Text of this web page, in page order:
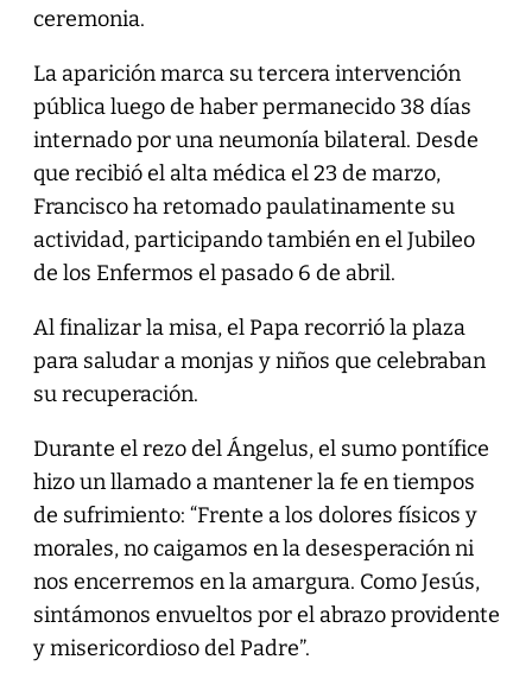
ceremonia.
La aparición marca su tercera intervención
pública luego de haber permanecido 38 días
internado por una neumonía bilateral. Desde
que recibió el alta médica el 23 de marzo,
Francisco ha retomado paulatinamente su
actividad, participando también en el Jubileo
de los Enfermos el pasado 6 de abril.
Al finalizar la misa, el Papa recorrió la plaza
para saludar a monjas y niños que celebraban
su recuperación.
Durante el rezo del Ángelus, el sumo pontífice
hizo un llamado a mantener la fe en tiempos
de sufrimiento: “Frente a los dolores físicos y
morales, no caigamos en la desesperación ni
nos encerremos en la amargura. Como Jesús,
sintámonos envueltos por el abrazo providente
y misericordioso del Padre”.